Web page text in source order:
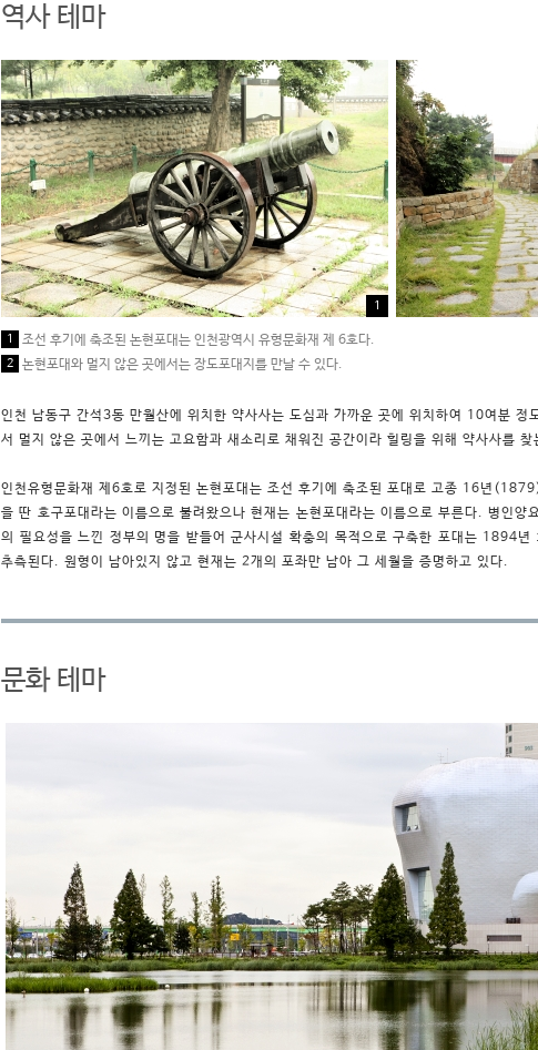
역사 테마
1
1 조선 후기에 축조된 논현포대는 인천광역시 유형문화재 제 6호다.
2 논현포대와 멀지 않은 곳에서는 장도포대지를 만날 수 있다.
인천 남동구 간석3동 만월산에 위치한 약사사는 도심과 가까운 곳에 위치하여 10여분 정
서 멀지 않은 곳에서 느끼는 고요함과 새소리로 채워진 공간이라 힐링을 위해 약사사를
인천유형문화재 제6호로 지정된 논현포대는 조선 후기에 축조된 포대로 고종 16년
을 딴 호구포대라는 이름으로 불려왔으나 현재는 논현포대라는 이름으로 부른다. 병인양
의 필요성을 느낀 정부의 명을 받들어 군사시설 확충의 목적으로 구축한 포대는 1894년
추측된다. 원형이 남아있지 않고 현재는 2개의 포좌만 남아 그 세월을 증명하고 있다.
문화 테마